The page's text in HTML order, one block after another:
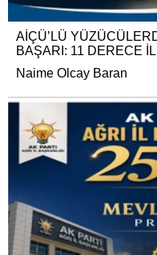
AİÇÜ’LÜ
BAŞARI: 11 DERECE
Naime Olcay Baran